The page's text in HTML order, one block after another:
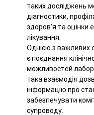
таких досліджень
діагностики,
здоров’я та оцінки
лікування.
Однією з важливих
є поєднання
можливостей
така взаємодія
інформацію про
забезпечувати
супроводу.